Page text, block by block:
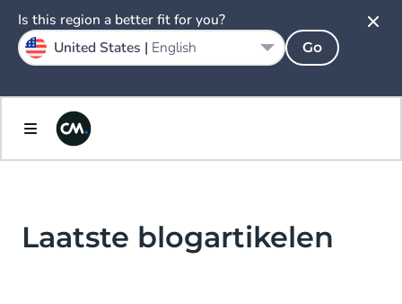
Laatste blogartikelen
Is this region a better fit for you?
United States | English Go